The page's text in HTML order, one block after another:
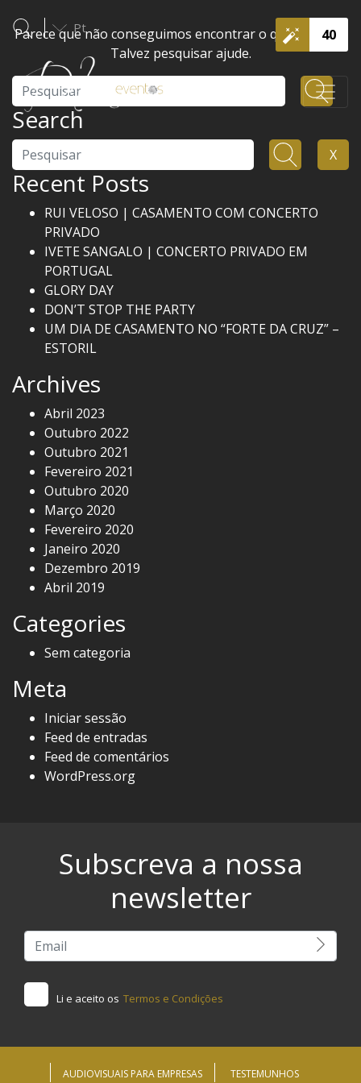
40
Pt
Parece que não conseguimos encontrar o que procura.
Talvez pesquisar ajude.
Search
Pesquisar X
Recent Posts
RUI VELOSO | CASAMENTO COM CONCERTO
PRIVADO
IVETE SANGALO | CONCERTO PRIVADO EM
PORTUGAL
GLORY DAY
DON’T STOP THE PARTY
UM DIA DE CASAMENTO NO “FORTE DA CRUZ” –
ESTORIL
Archives
Abril 2023
Outubro 2022
Outubro 2021
Fevereiro 2021
Outubro 2020
Março 2020
Fevereiro 2020
Janeiro 2020
Dezembro 2019
Abril 2019
Categories
Sem categoria
Meta
Iniciar sessão
Feed de entradas
Feed de comentários
WordPress.org
Subscreva a nossa
newsletter
Li e aceito os Termos e Condições
AUDIOVISUAIS PARA EMPRESAS TESTEMUNHOS